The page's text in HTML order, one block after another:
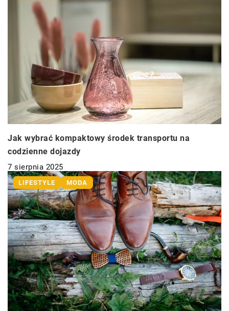
Jak wybrać kompaktowy środek transportu na
codzienne dojazdy
7 sierpnia 2025
LIFESTYLE MODA